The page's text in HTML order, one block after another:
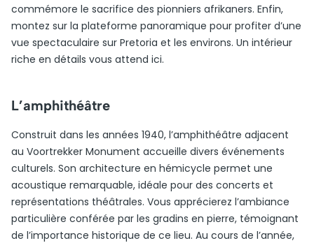
commémore le sacrifice des pionniers afrikaners. Enfin,
montez sur la plateforme panoramique pour profiter d’une
vue spectaculaire sur Pretoria et les environs. Un intérieur
riche en détails vous attend ici.
L’amphithéâtre
Construit dans les années 1940, l’amphithéâtre adjacent
au Voortrekker Monument accueille divers événements
culturels. Son architecture en hémicycle permet une
acoustique remarquable, idéale pour des concerts et
représentations théâtrales. Vous apprécierez l’ambiance
particulière conférée par les gradins en pierre, témoignant
de l’importance historique de ce lieu. Au cours de l’année,